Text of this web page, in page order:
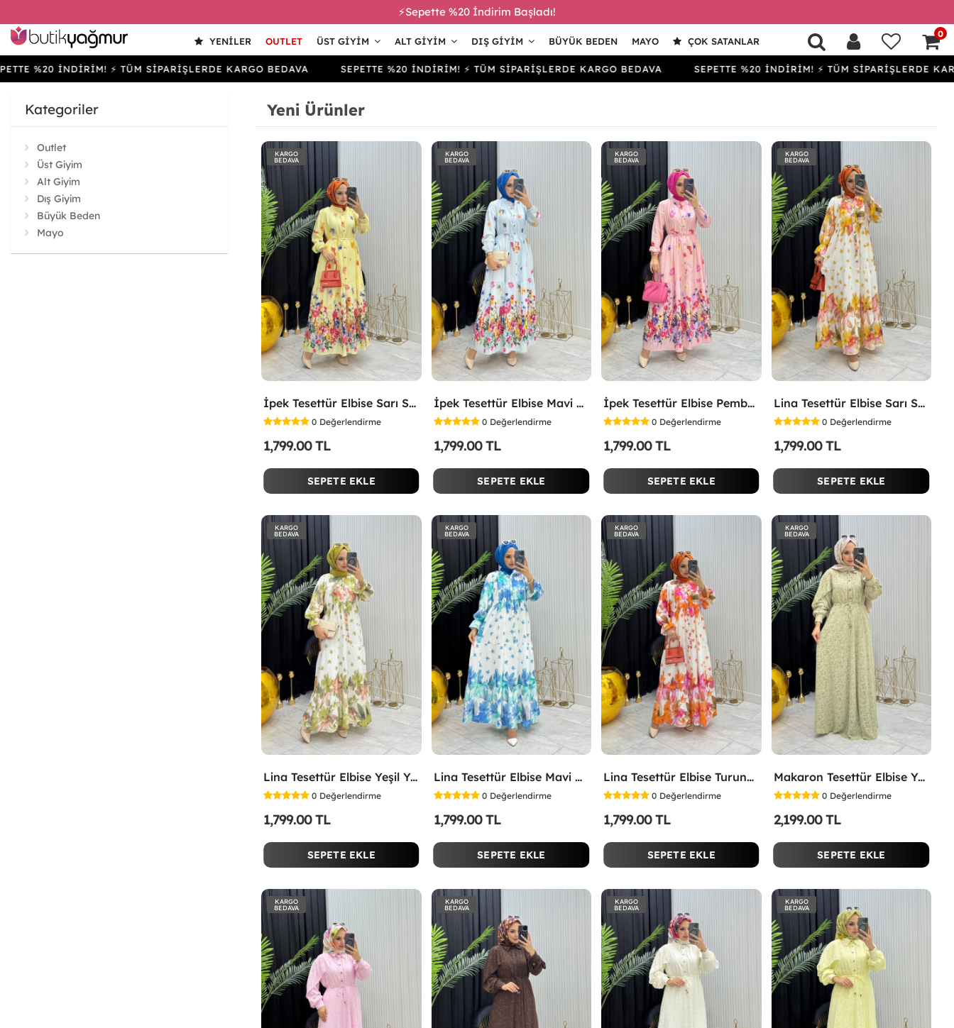
⚡Sepette %20 İndirim Başladı!
YENILER OUTLET ÜST GIYIM ALT GIYIM DIŞ GIYIM BÜYÜK BEDEN MAYO ÇOK SATANLAR
0
İNDİRİM! ⚡ TÜM SİPARİŞLERDE KARGO BEDAVA SEPETTE %20 İNDİRİM! ⚡ TÜM SİPARİŞLERDE KARGO BEDAVA SEPETTE %20 İNDİRİM! ⚡ TÜM SİPARİŞLERDE KARGO
Kategoriler
Outlet
Üst Giyim
Alt Giyim
Dış Giyim
Büyük Beden
Mayo
Yeni Ürünler
KARGO
BEDAVA
İpek Tesettür Elbise Sarı Sarı
0 Değerlendirme
1,799.00 TL
SEPETE EKLE
KARGO
BEDAVA
İpek Tesettür Elbise Mavi Mavi
0 Değerlendirme
1,799.00 TL
SEPETE EKLE
KARGO
BEDAVA
İpek Tesettür Elbise Pembe Pembe
0 Değerlendirme
1,799.00 TL
SEPETE EKLE
KARGO
BEDAVA
Lina Tesettür Elbise Sarı Sarı
0 Değerlendirme
1,799.00 TL
SEPETE EKLE
KARGO
BEDAVA
Lina Tesettür Elbise Yeşil Yeşil
0 Değerlendirme
1,799.00 TL
SEPETE EKLE
KARGO
BEDAVA
Lina Tesettür Elbise Mavi Mavi
0 Değerlendirme
1,799.00 TL
SEPETE EKLE
KARGO
BEDAVA
Lina Tesettür Elbise Turuncu Turuncu
0 Değerlendirme
1,799.00 TL
SEPETE EKLE
KARGO
BEDAVA
Makaron Tesettür Elbise Yeşil Yeşil
0 Değerlendirme
2,199.00 TL
SEPETE EKLE
KARGO
BEDAVA
KARGO
BEDAVA
KARGO
BEDAVA
KARGO
BEDAVA